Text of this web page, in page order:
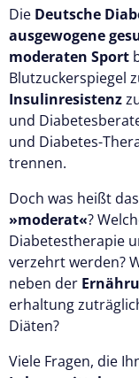
Die Deutsche
ausgewogene
moderaten Sport
Blutzuckerspiegel
Insulinresistenz
und
und Diabetes-
trennen.
Doch was heißt
»moderat«?
Diabetestherapie
verzehrt werden?
neben der
erhaltung
Diäten?
Viele Fragen, die